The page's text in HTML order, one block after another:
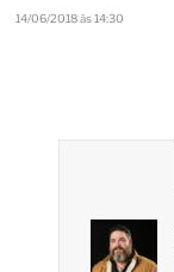
14/06/2018 às 14:30